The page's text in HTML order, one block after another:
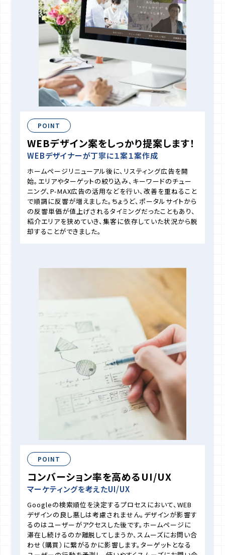
POINT
WEBデザイン案をしっかり提案します！
WEBデザイナーが丁寧に１案１案作成
ホームページリニューアル後に、リスティング広告を開
始。エリアやターゲットの絞り込み、キーワードのチュー
ニング、P-MAX広告の活用などを行い、改善を重ねること
で順調に反響が増えました。ちょうど、ポータルサイトから
の反響単価が値上げされるタイミングだったこともあり、
紹介エリアを狭めていき、集客に依存していた状況から脱
却することができました。
POINT
コンバーション率を高めるUI/UX
マーケティングを考えたUI/UX
Googleの検索順位を決定するプロセスにおいて、WEB
デザインの良し悪しは考慮されません。デザインが影響す
るのはユーザーがアクセスした後です。ホームページに
滞在し続けるのか離脱してしまうか、スムーズにお問い合
わせ（購買）に繋がるかに影響します。ターゲットとなる